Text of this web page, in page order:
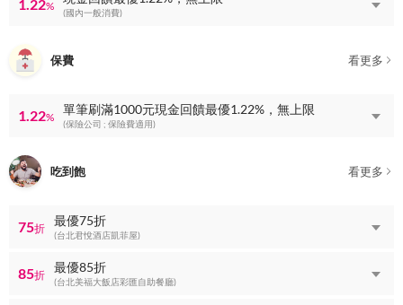
1.22% (國內一般消費)
保費 看更多
1.22%
單筆刷滿1000元現金回饋最優1.22%，無上限
(保險公司 ; 保險費適用)
吃到飽 看更多
75折
最優75折
(台北君悅酒店凱菲屋)
85折
最優85折
(台北美福大飯店彩匯自助餐廳)